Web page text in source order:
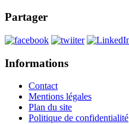
Partager
Informations
Contact
Mentions légales
Plan du site
Politique de confidentialité